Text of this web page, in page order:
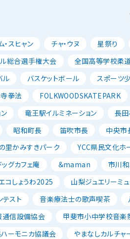
・スヒャン チャ・ウヌ 星祭り
総合選手権大会
全国高等学校柔
ル
バスケットボール スポーツ
拳法 FOLKWOODSKATEPARK
竜王駅イルミネーション 長田
昭和町長 笛吹市長 中央市
里かみすきパーク
YCC県民文化ホ
ッグカフェ庵 ＆maman 市川
コしょうわ2025 山梨ジュエリーミ
スト
音楽療法士の歌声喫茶
通信設備協会 甲斐市小中学校音楽
ーモニカ協議会 やまなしカルチャ